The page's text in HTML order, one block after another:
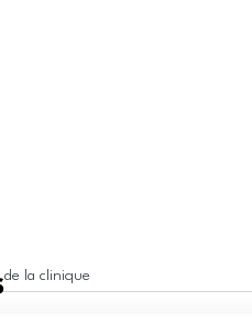
la clinique